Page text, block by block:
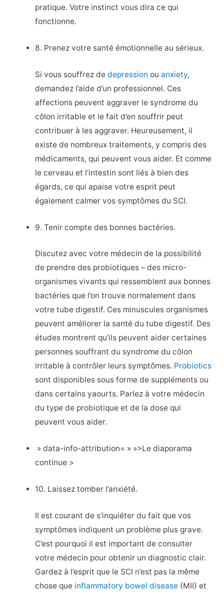
pratique. Votre instinct vous dira ce qui
fonctionne.
8. Prenez votre santé émotionnelle au sérieux.
Si vous souffrez dedepression ouanxiety,
demandez l’aide d’un professionnel. Ces
affections peuvent aggraver le syndrome du
côlon irritable et le fait d’en souffrir peut
contribuer à les aggraver. Heureusement, il
existe de nombreux traitements, y compris des
médicaments, qui peuvent vous aider. Et comme
le cerveau et l’intestin sont liés à bien des
égards, ce qui apaise votre esprit peut
également calmer vos symptômes du SCI.
9. Tenir compte des bonnes bactéries.
Discutez avec votre médecin de la possibilité
de prendre des probiotiques – des micro-
organismes vivants qui ressemblent aux bonnes
bactéries que l’on trouve normalement dans
votre tube digestif. Ces minuscules organismes
peuvent améliorer la santé du tube digestif. Des
études montrent qu’ils peuvent aider certaines
personnes souffrant du syndrome du côlon
irritable à contrôler leurs symptômes. Probiotics
sont disponibles sous forme de suppléments ou
dans certains yaourts. Parlez à votre médecin
du type de probiotique et de la dose qui
peuvent vous aider.
» data-info-attribution= » »>Le diaporama
continue >
10. Laissez tomber l’anxiété.
Il est courant de s’inquiéter du fait que vos
symptômes indiquent un problème plus grave.
C’est pourquoi il est important de consulter
votre médecin pour obtenir un diagnostic clair.
Gardez à l’esprit que le SCI n’est pas la même
chose que inflammatory bowel disease (MII) et